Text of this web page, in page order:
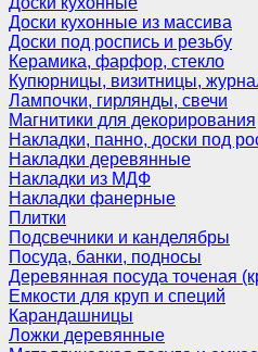
Доски кухонные из массива
Доски под роспись и резьбу
Керамика, фарфор, стекло
Купюрницы, визитницы,
Лампочки, гирлянды, свечи
Магнитики для декорирования
Накладки, панно, доски под
Накладки деревянные
Накладки из МДФ
Накладки фанерные
Плитки
Подсвечники и канделябры
Посуда, банки, подносы
Деревянная посуда точеная
Емкости для круп и специй
Карандашницы
Ложки деревянные